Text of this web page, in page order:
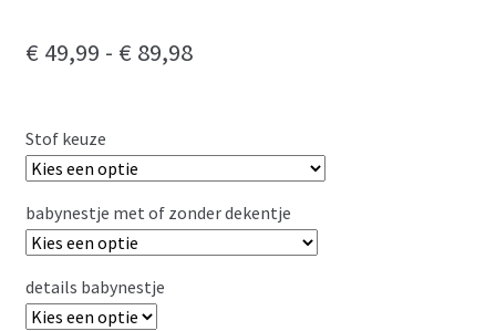
€ 49,99 - € 89,98Prijsklasse:
Stof keuze
babynestje met of zonder dekentje
details babynestje